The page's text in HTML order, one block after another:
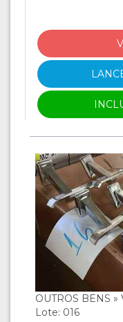
OUTROS BENS »
Lote: 016